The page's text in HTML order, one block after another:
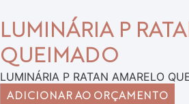
LUMINÁRIA P
QUEIMADO
LUMINÁRIA P RATAN AMARELO
ADICIONAR AO ORÇAMENTO